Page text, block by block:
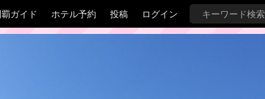
ガイド ホテル予約 投稿 ログイン